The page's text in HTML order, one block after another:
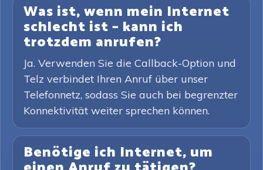
Was ist, wenn mein Internet
schlecht ist – kann ich
trotzdem anrufen?
Ja. Verwenden Sie die Callback-Option und
Telz verbindet Ihren Anruf über unser
Telefonnetz, sodass Sie auch bei begrenzter
Konnektivität weiter sprechen können.
Benötige ich Internet, um